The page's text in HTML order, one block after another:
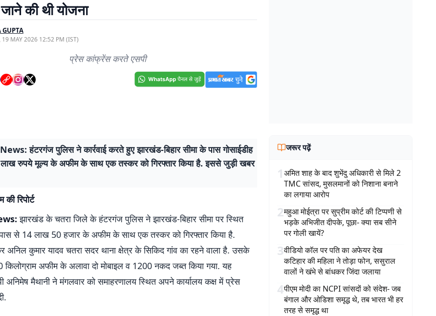
की थी योजना
GUPTA
19 MAY 2026 12:52 PM (IST)
प्रेस कांफ्रेंस करते एसपी
हंटरगंज पुलिस ने कार्रवाई करते हुए झारखंड-बिहार सीमा के पास गोसाईडीह
रुपये मूल्य के अफीम के साथ एक तस्कर को गिरफ्तार किया है. इससे जुड़ी खबर
रिपोर्ट
झारखंड के चतरा जिले के हंटरगंज पुलिस ने झारखंड-बिहार सीमा पर स्थित
से 14 लाख 50 हजार के अफीम के साथ एक तस्कर को गिरफ्तार किया है.
अनिल कुमार यादव चतरा सदर थाना क्षेत्र के सिकिद गांव का रहने वाला है. उसके
अफीम के अलावा दो मोबाइल व 1200 नकद जब्त किया गया. यह
अनिमेष मैथानी ने मंगलवार को समाहरणालय स्थित अपने कार्यालय कक्ष में प्रेस
जरूर पढ़ें
1अमित शाह के बाद शुभेंदु अधिकारी से मिले 2
TMC सांसद, मुसलमानों को निशाना बनाने
का लगाया आरोप
2महुआ मोईत्रा पर सुप्रीम कोर्ट की टिप्पणी से
भड़के अभिजीत दीपके, पूछा- क्या सब सीने
पर गोली खायें?
3वीडियो कॉल पर पति का अफेयर देख
कटिहार की महिला ने तोड़ा फोन, ससुराल
वालों ने खंभे से बांधकर जिंदा जलाया
4पीएम मोदी का NCPI सांसदों को संदेश- जब
बंगाल और ओडिशा समृद्ध थे, तब भारत भी हर
तरह से समृद्ध था